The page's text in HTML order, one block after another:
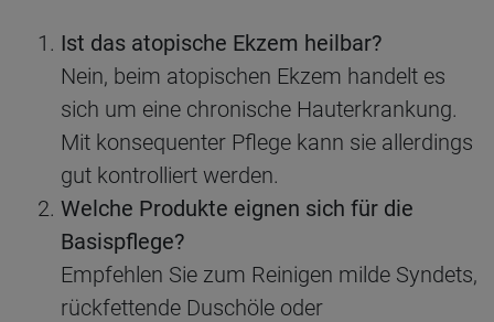
Ist das atopische Ekzem heilbar?
Nein, beim atopischen Ekzem handelt es
sich um eine chronische Hauterkrankung.
Mit konsequenter Pflege kann sie allerdings
gut kontrolliert werden.
Welche Produkte eignen sich für die
Basispflege?
Empfehlen Sie zum Reinigen milde Syndets,
rückfettende Duschöle oder